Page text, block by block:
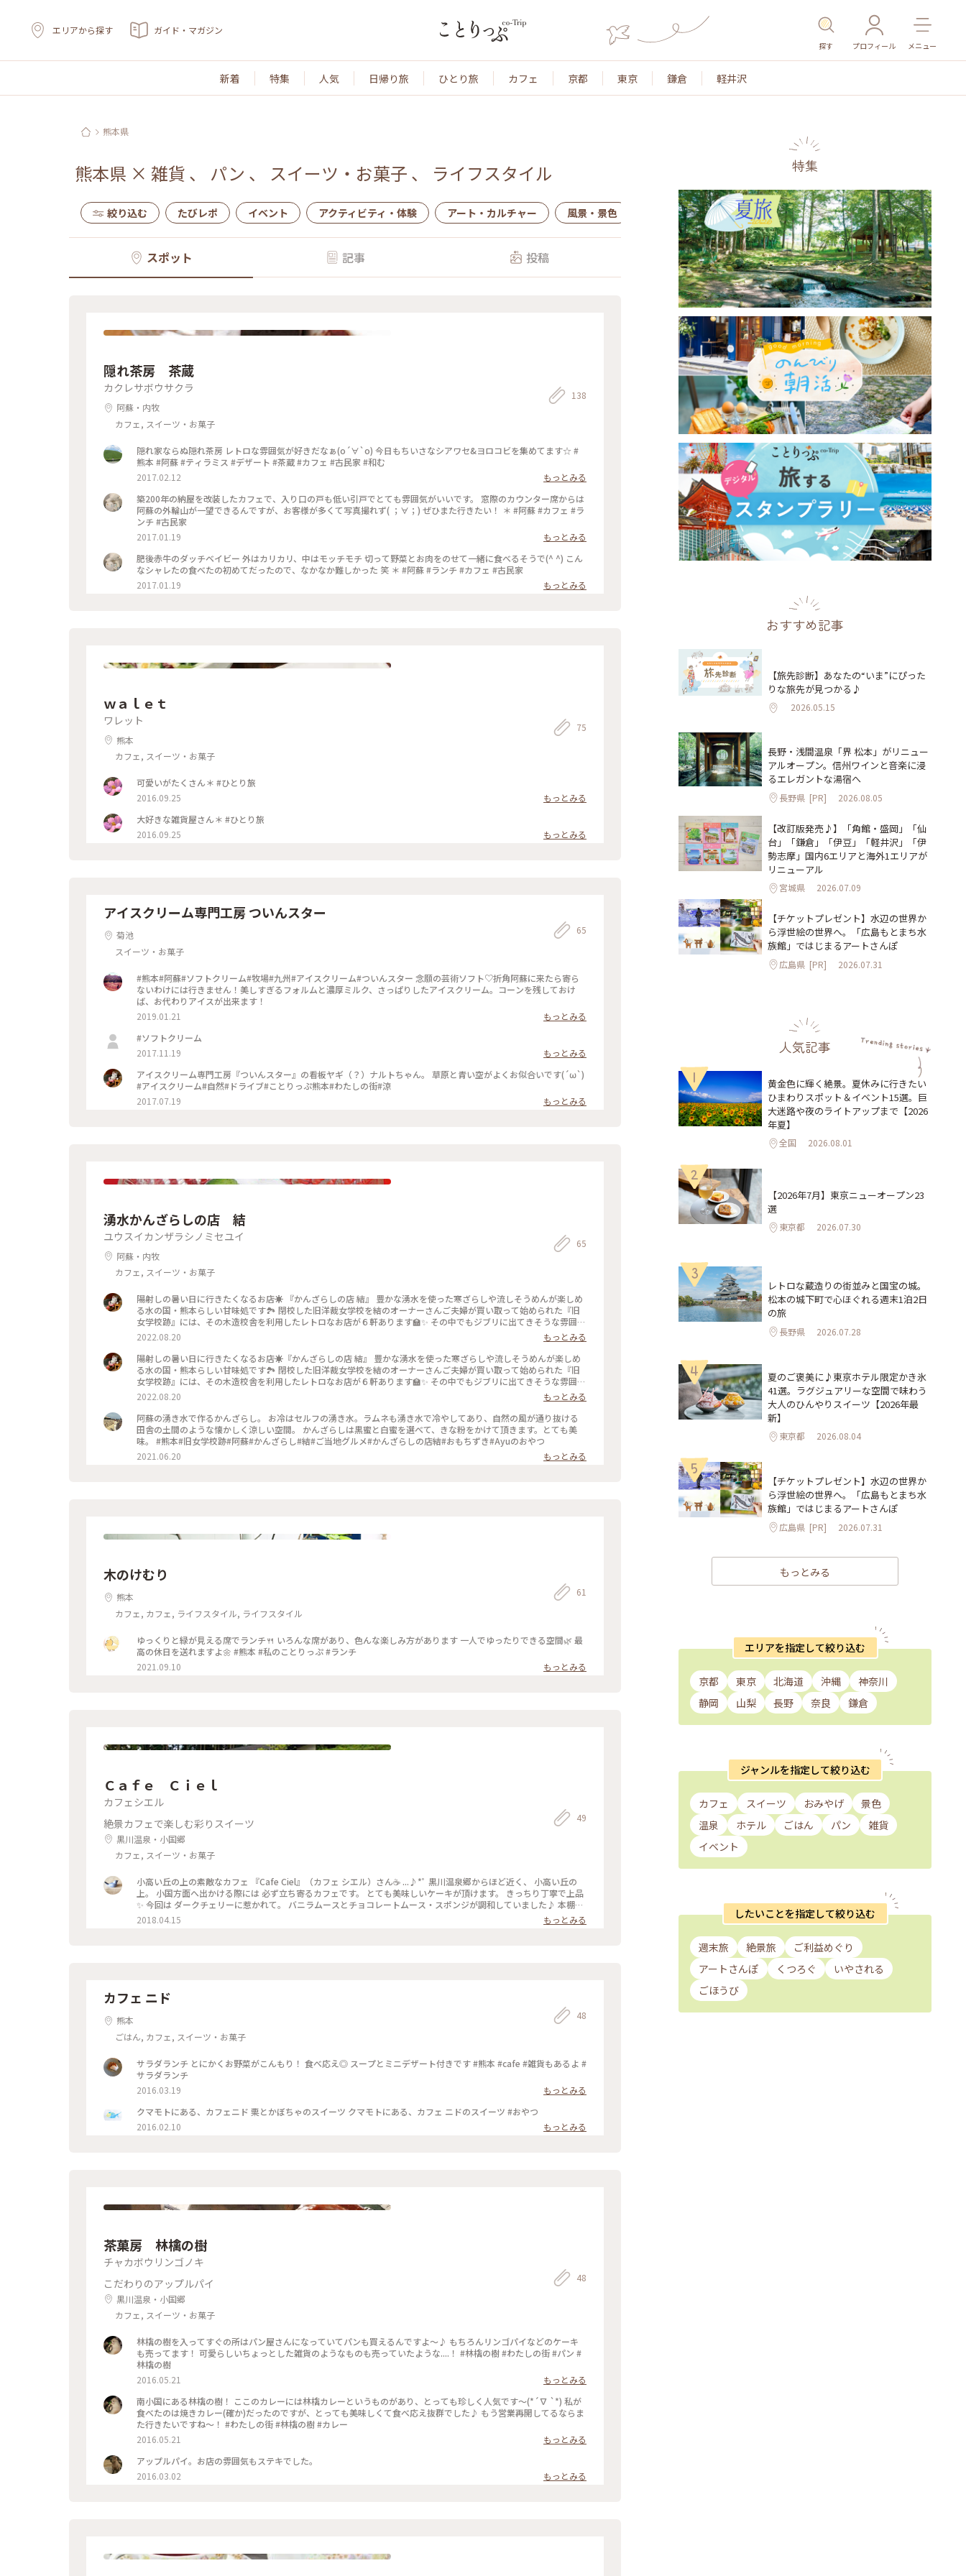
エリアから探す ガイド・マガジン
探す プロフィール メニュー
新着 特集 人気 日帰り旅 ひとり旅 カフェ 京都 東京 鎌倉 軽井沢
熊本県
熊本県 × 雑貨 、 パン 、 スイーツ・お菓子 、 ライフスタイル
絞り込む たびレポ イベント アクティビティ・体験 アート・カルチャー 風景・景色 名所・旧跡 温泉・スパ その他施設 ごはん
スポット 記事 投稿
隠れ茶房 茶蔵
カクレサボウサクラ
阿蘇・内牧
カフェ, スイーツ・お菓子
138
隠れ家ならぬ隠れ茶房 レトロな雰囲気が好きだなぁ(о´∀`о) 今日もちいさなシアワセ&ヨロコビを集めてます☆ #
熊本 #阿蘇 #ティラミス #デザート #茶蔵 #カフェ #古民家 #和む
2017.02.12
もっとみる
築200年の納屋を改装したカフェで、入り口の戸も低い引戸でとても雰囲気がいいです。 窓際のカウンター席からは
阿蘇の外輪山が一望できるんですが、お客様が多くて写真撮れず( ；∀；) ぜひまた行きたい！ ＊ #阿蘇 #カフェ #ラ
ンチ #古民家
2017.01.19
もっとみる
肥後赤牛のダッチベイビー 外はカリカリ、中はモッチモチ 切って野菜とお肉をのせて一緒に食べるそうで(^ ^) こん
なシャレたの食べたの初めてだったので、なかなか難しかった 笑 ＊ #阿蘇 #ランチ #カフェ #古民家
2017.01.19
もっとみる
ｗａｌｅｔ
ワレット
熊本
カフェ, スイーツ・お菓子
75
可愛いがたくさん＊ #ひとり旅
2016.09.25
もっとみる
大好きな雑貨屋さん＊ #ひとり旅
2016.09.25
もっとみる
アイスクリーム専門工房 ついんスター
菊池
スイーツ・お菓子
65
#熊本#阿蘇#ソフトクリーム#牧場#九州#アイスクリーム#ついんスター 念願の芸術ソフト♡折角阿蘇に来たら寄ら
ないわけには行きません！美しすぎるフォルムと濃厚ミルク、さっぱりしたアイスクリーム。コーンを残しておけ
ば、お代わりアイスが出来ます！
2019.01.21
もっとみる
#ソフトクリーム
2017.11.19
もっとみる
アイスクリーム専門工房『ついんスター』の看板ヤギ（？）ナルトちゃん。 草原と青い空がよくお似合いです(´ω`)
#アイスクリーム#自然#ドライブ#ことりっぷ熊本#わたしの街#涼
2017.07.19
もっとみる
湧水かんざらしの店 結
ユウスイカンザラシノミセユイ
阿蘇・内牧
カフェ, スイーツ・お菓子
65
陽射しの暑い日に行きたくなるお店☀️ 『かんざらしの店 結』 豊かな湧水を使った寒ざらしや流しそうめんが楽しめ
る水の国・熊本らしい甘味処です🏞 閉校した旧洋裁女学校を結のオーナーさんご夫婦が買い取って始められた『旧
女学校跡』には、その木造校舎を利用したレトロなお店が６軒あります🏫✨ その中でもジブリに出てきそうな雰囲気
の結は特別な存在感🌳 昔は校長室だったとご主人から聞いたような、聞かなかったような…🤔笑 お冷はご自由に湧
水をコップに注ぐスタイル！サイダーやビールも湧水で冷えています😆🍻 今回は“かんざらし（白）”を頂きました
💕 白はシロップに浸った素朴な寒ざらしにピリッと爽やかな生姜蜜を足して味変が楽しめます🎶付け合わせはミニ
トマト🍅 ちなみに黒もあり、そちらは黒蜜ときな粉です🍵 敷地内に自生しているクレソンを練り込んだパスタや素
麺も人気で、寒ざらしの緑色もヨモギと見せかけてクレソンです🙆‍♀️ ヨモギより癖がないので子供もパクパク😋 寒い
季節は炬燵や火鉢で暖をとりながら、煮麺やぜんざいも楽しめますよ🍂 #私のことりっぷ2022#Myことりっぷ#アー
トみたいな景色#阿蘇#ドライブ#甘味処#軽食#自然#湧水#ふるカフェ#明治#昭和#レトロ#木造校舎#女学校#リノベ
ーション#クレソン#レトロ探訪#甘いもの巡り#子どもと一緒
2022.08.20
もっとみる
陽射しの暑い日に行きたくなるお店☀️『かんざらしの店 結』 豊かな湧水を使った寒ざらしや流しそうめんが楽しめ
る水の国・熊本らしい甘味処です🏞 閉校した旧洋裁女学校を結のオーナーさんご夫婦が買い取って始められた『旧
女学校跡』には、その木造校舎を利用したレトロなお店が６軒あります🏫✨ その中でもジブリに出てきそうな雰囲気
の結は特別な存在感🌳 昔は校長室だったと昔ご主人から聞いたような、聞かなかったような…🤔笑 お冷はご自由に
湧水をコップに注ぐスタイル！サイダーやビールも湧水で冷えています😆🍻 今回は“かんざらし（白）”を頂きまし
た💕 白はシロップに浸った素朴な寒ざらしにピリッと爽やかな生姜蜜を足して味変が楽しめます🎶付け合わせはミ
ニトマト🍅 ちなみに黒もあり、そちらは黒蜜ときな粉です🍵 敷地内に自生しているクレソンを練り込んだパスタや
素麺も人気で、寒ざらしの緑色もヨモギと見せかけてクレソンです🙆‍♀️ ヨモギより癖がないので子供もパクパク😋 寒
い季節は炬燵や火鉢で暖をとりながら、煮麺やぜんざいも楽しめますよ🍂 #阿蘇#ドライブ#甘味処#軽食#自然#湧水
#ふるカフェ#明治#昭和#レトロ#木造校舎#女学校#リノベーション#レトロ探訪#甘いもの巡り#子どもと一緒
2022.08.20
もっとみる
阿蘇の湧き水で作るかんざらし。 お冷はセルフの湧き水。ラムネも湧き水で冷やしてあり、自然の風が通り抜ける
田舎の土間のような懐かしく涼しい空間。 かんざらしは黒蜜と白蜜を選べて、きな粉をかけて頂きます。とても美
味。 #熊本#旧女学校跡#阿蘇#かんざらし#結#ご当地グルメ#かんざらしの店結#おもちずき#Ayuのおやつ
2021.06.20
もっとみる
木のけむり
熊本
カフェ, カフェ, ライフスタイル, ライフスタイル
61
ゆっくりと緑が見える席でランチ🍴 いろんな席があり、色んな楽しみ方があります 一人でゆったりできる空間🌿 最
高の休日を送れますよ🌼 #熊本 #私のことりっぷ #ランチ
2021.09.10
もっとみる
Ｃａｆｅ Ｃｉｅｌ
カフェシエル
絶景カフェで楽しむ彩りスイーツ
黒川温泉・小国郷
カフェ, スイーツ・お菓子
49
小高い丘の上の素敵なカフェ 『Cafe Ciel』（カフェ シエル）さん☕️ ...♪*ﾟ 黒川温泉郷からほど近く、 小高い丘の
上。 小国方面へ出かける際には 必ず立ち寄るカフェです。 とても美味しいケーキが頂けます。 きっちり丁寧で上品
✨ 今回は ダークチェリーに惹かれて。 バニラムースとチョコレートムース・スポンジが調和していました♪ 本棚に
は数冊の本。 ケーキと紅茶と ターシャ・テューダーさんの絵本。 まったり午後のティータイムです( *ˊᵕˋ)❅॰ॱ #小国
#黒川温泉近く#お茶時間 #季節の果物を使ったフレッシュケーキ #ナチュラルな木と白を基調とした店内 #ランチも
2018.04.15 もっとみる
カフェ ニド
熊本
ごはん, カフェ, スイーツ・お菓子
48
サラダランチ とにかくお野菜がこんもり！ 食べ応え◎ スープとミニデザート付きです #熊本 #cafe #雑貨もあるよ #
サラダランチ
2016.03.19
もっとみる
クマモトにある、カフェニド 栗とかぼちゃのスイーツ クマモトにある、カフェ ニドのスイーツ #おやつ
2016.02.10
もっとみる
茶菓房 林檎の樹
チャカボウリンゴノキ
こだわりのアップルパイ
黒川温泉・小国郷
カフェ, スイーツ・お菓子
48
林檎の樹を入ってすぐの所はパン屋さんになっていてパンも買えるんですよ〜♪ もちろんリンゴパイなどのケーキ
も売ってます！ 可愛らしいちょっとした雑貨のようなものも売っていたような....！ #林檎の樹 #わたしの街 #パン #
林檎の樹
2016.05.21
もっとみる
南小国にある林檎の樹！ ここのカレーには林檎カレーというものがあり、とっても珍しく人気です〜(*´∇ `*) 私が
食べたのは焼きカレー(確か)だったのですが、とっても美味しくて食べ応え抜群でした♪ もう営業再開してるならま
た行きたいですね〜！ #わたしの街 #林檎の樹 #カレー
2016.05.21
もっとみる
アップルパイ。お店の雰囲気もステキでした。
2016.03.02
もっとみる
特集
おすすめ記事
【旅先診断】あなたの“いま”にぴった
りな旅先が見つかる♪
2026.05.15
長野・浅間温泉「界 松本」がリニュー
アルオープン。信州ワインと音楽に浸
るエレガントな湯宿へ
長野県 [PR] 2026.08.05
【改訂版発売♪】「角館・盛岡」「仙
台」「鎌倉」「伊豆」「軽井沢」「伊
勢志摩」国内6エリアと海外1エリアが
リニューアル
宮城県 2026.07.09
【チケットプレゼント】水辺の世界か
ら浮世絵の世界へ。「広島もとまち水
族館」ではじまるアートさんぽ
広島県 [PR] 2026.07.31
人気記事
1
黄金色に輝く絶景。夏休みに行きたい
ひまわりスポット＆イベント15選。巨
大迷路や夜のライトアップまで【2026
年夏】
全国 2026.08.01
2
【2026年7月】東京ニューオープン23
選
東京都 2026.07.30
3
レトロな蔵造りの街並みと国宝の城。
松本の城下町で心ほぐれる週末1泊2日
の旅
長野県 2026.07.28
4
夏のご褒美に♪東京ホテル限定かき氷
41選。ラグジュアリーな空間で味わう
大人のひんやりスイーツ【2026年最
新】
東京都 2026.08.04
5
【チケットプレゼント】水辺の世界か
ら浮世絵の世界へ。「広島もとまち水
族館」ではじまるアートさんぽ
広島県 [PR] 2026.07.31
もっとみる
エリアを指定して絞り込む
京都 東京 北海道 沖縄
神奈川
静岡
山梨 長野 奈良 鎌倉
ジャンルを指定して絞り込む
カフェ スイーツ おみやげ
景色
温泉
ホテル ごはん パン
雑貨
イベント
したいことを指定して絞り込む
週末旅 絶景旅
ご利益めぐり
アートさんぽ
くつろぐ
いやされる
ごほうび